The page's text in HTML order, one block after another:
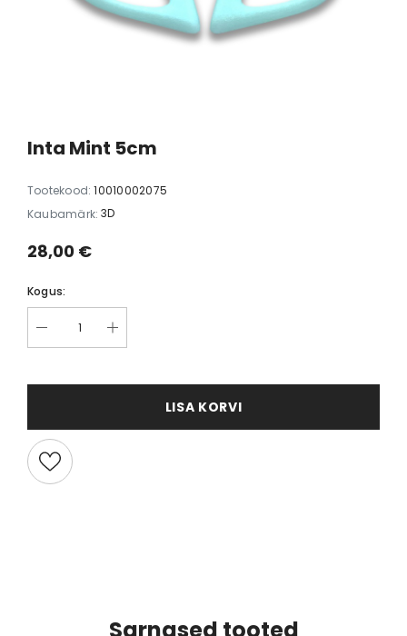
Inta Mint 5cm
Tootekood: 10010002075
Kaubamärk: 3D
28,00 €
Kogus:
LISA KORVI